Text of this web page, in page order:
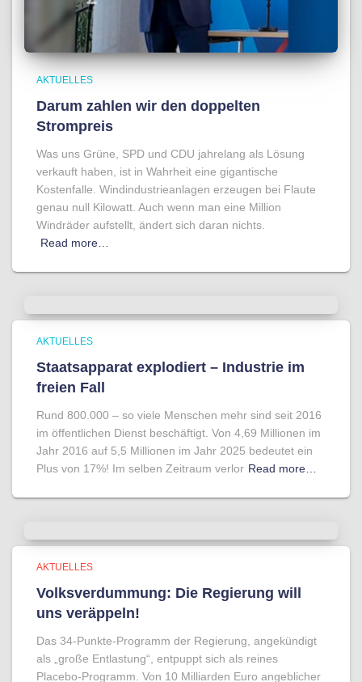
AKTUELLES
Darum zahlen wir den doppelten
Strompreis
Was uns Grüne, SPD und CDU jahrelang als Lösung
verkauft haben, ist in Wahrheit eine gigantische
Kostenfalle. Windindustrieanlagen erzeugen bei Flaute
genau null Kilowatt. Auch wenn man eine Million
Windräder aufstellt, ändert sich daran nichts.
Read more…
AKTUELLES
Staatsapparat explodiert – Industrie im
freien Fall
Rund 800.000 – so viele Menschen mehr sind seit 2016
im öffentlichen Dienst beschäftigt. Von 4,69 Millionen im
Jahr 2016 auf 5,5 Millionen im Jahr 2025 bedeutet ein
Plus von 17%! Im selben Zeitraum verlor Read more…
AKTUELLES
Volksverdummung: Die Regierung will
uns veräppeln!
Das 34-Punkte-Programm der Regierung, angekündigt
als „große Entlastung“, entpuppt sich als reines
Placebo-Programm. Von 10 Milliarden Euro angeblicher